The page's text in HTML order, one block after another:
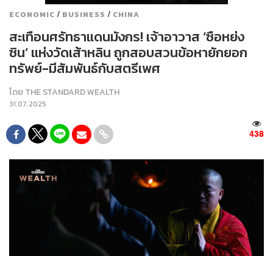
ECONOMIC / BUSINESS / CHINA
สะเทือนศรัทธาแดนมังกร! เจ้าอาวาส ‘ซือหย่ง
ซิน’ แห่งวัดเส้าหลิน ถูกสอบสวนข้อหายักยอก
ทรัพย์-มีสัมพันธ์กับสตรีเพศ
โดย THE STANDARD WEALTH
31.07.2025
438